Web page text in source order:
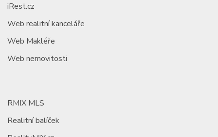
iRest.cz
Web realitní kanceláře
Web Makléře
Web nemovitosti
RMIX MLS
Realitní balíček